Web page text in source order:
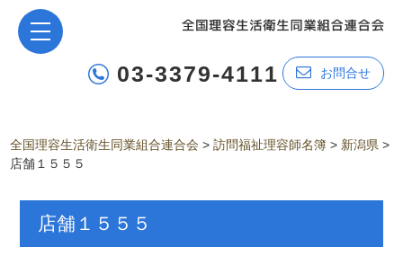
03-3379-4111 お問合せ
全国理容生活衛生同業組合連合会 >訪問福祉理容師名簿 > 新潟県 >
店舗１５５５
店舗１５５５